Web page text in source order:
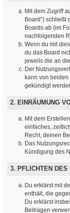
Mit dem Zugriff
Board“) schließt
Boards ab (im
nachfolgenden
Wenn du mit
du das Board
jeweils die an
Der
kann von
gekündigt
2. EINRÄUMUNG
Mit dem
einfaches,
Recht, deinen
Das
Kündigung des
3. PFLICHTEN DES
Du erklärst mit
enthält, die
Du erklärst
Beiträgen